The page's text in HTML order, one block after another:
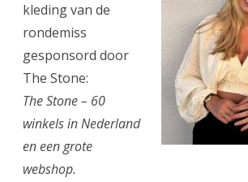
kleding van de
rondemiss
gesponsord door
The Stone:
The Stone – 60
winkels in Nederland
en een grote
webshop.